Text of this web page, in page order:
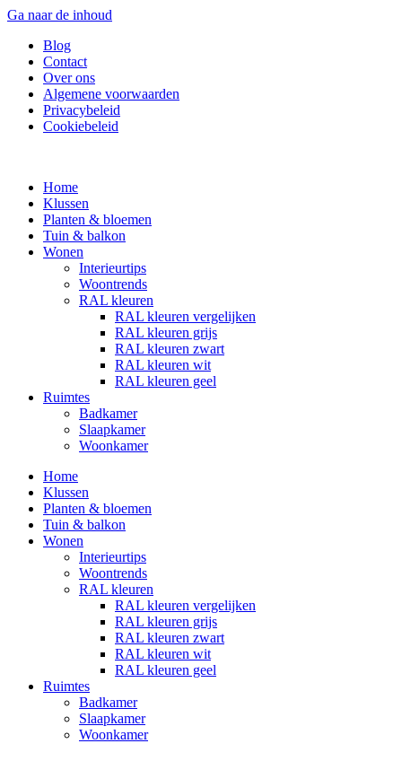
Ga naar de inhoud
Blog
Contact
Over ons
Algemene voorwaarden
Privacybeleid
Cookiebeleid
Home
Klussen
Planten & bloemen
Tuin & balkon
Wonen
Interieurtips
Woontrends
RAL kleuren
RAL kleuren vergelijken
RAL kleuren grijs
RAL kleuren zwart
RAL kleuren wit
RAL kleuren geel
Ruimtes
Badkamer
Slaapkamer
Woonkamer
Home
Klussen
Planten & bloemen
Tuin & balkon
Wonen
Interieurtips
Woontrends
RAL kleuren
RAL kleuren vergelijken
RAL kleuren grijs
RAL kleuren zwart
RAL kleuren wit
RAL kleuren geel
Ruimtes
Badkamer
Slaapkamer
Woonkamer